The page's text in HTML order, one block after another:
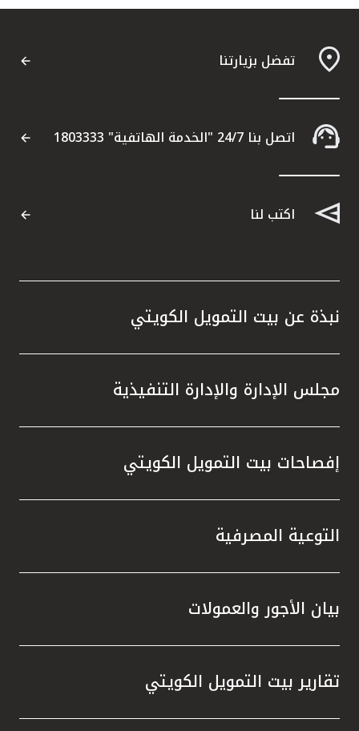
تفضل بزيارتنا
اتصل بنا 24/7 "الخدمة الهاتفية" 1803333
اكتب لنا
نبذة عن بيت التمويل الكويتي
مجلس الإدارة والإدارة التنفيذية
إفصاحات بيت التمويل الكويتي
التوعية المصرفية
بيان الأجور والعمولات
تقارير بيت التمويل الكويتي